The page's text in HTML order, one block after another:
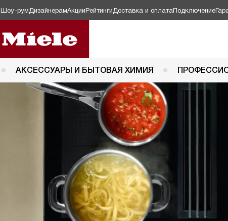
Шоу-рум ДизайнерамАкцииРейтинги Доставка и оплатаПодключение
АКСЕССУАРЫ И БЫТОВАЯ ХИМИЯ